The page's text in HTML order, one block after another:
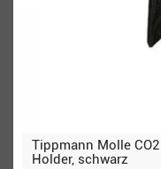
Tippmann Molle
Holder, schwarz